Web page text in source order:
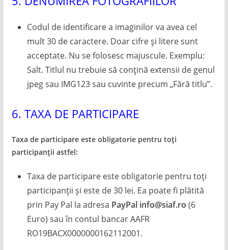
Codul de identificare a imaginilor va avea cel
mult 30 de caractere. Doar cifre și litere sunt
acceptate. Nu se folosesc majuscule. Exemplu:
Salt. Titlul nu trebuie să conțină extensii de genul
jpeg sau IMG123 sau cuvinte precum „Fără titlu”.
6. TAXA DE PARTICIPARE
Taxa de participare este obligatorie pentru toți
participanții astfel:
Taxa de participare este obligatorie pentru toți
participanții și este de 30 lei. Ea poate fi plătită
prin Pay Pal la adresa PayPal info@siaf.ro (6
Euro) sau în contul bancar AAFR
RO19BACX0000000162112001.